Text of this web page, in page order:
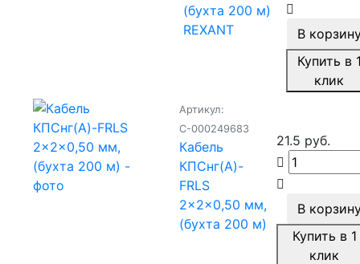
(бухта 200 м)
REXANT
В
Купить в
клик
Артикул:
С-000249683
Кабель
КПСнг(А)-
FRLS
2x2x0,50 мм,
(бухта 200 м)
21.5 руб.
В
Купить в 1
клик